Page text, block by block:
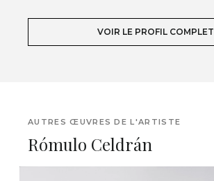
VOIR LE PROFIL COMPLET
AUTRES ŒUVRES DE L'ARTISTE
Rómulo Celdrán